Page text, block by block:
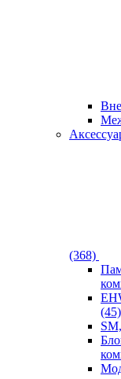
(368)
(45)